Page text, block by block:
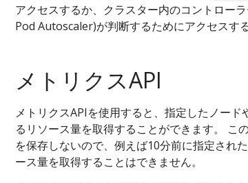
アクセスするか、クラスター内のコントロー
Pod Autoscaler)が判断するためにアクセスす
メトリクスAPI
メトリクスAPIを使用すると、指定したノード
るリソース量を取得することができます。 こ
を保存しないので、例えば10分前に指定され
ース量を取得することはできません。